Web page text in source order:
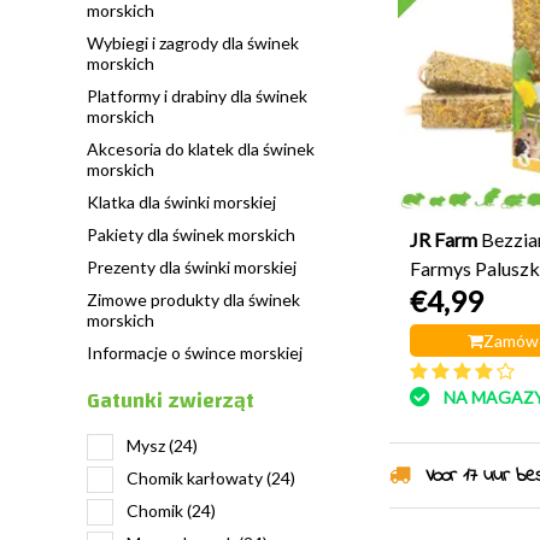
morskich
Wybiegi i zagrody dla świnek
morskich
Platformy i drabiny dla świnek
morskich
Akcesoria do klatek dla świnek
morskich
Klatka dla świnki morskiej
Pakiety dla świnek morskich
Prezenty dla świnki morskiej
Zimowe produkty dla świnek
morskich
Informacje o śwince morskiej
Gatunki zwierząt
Mysz(24)
Chomik karłowaty(24)
Chomik(24)
JR Farm
Farmys
słonecznikiem i
€4,99
NA
Voor 17 uur